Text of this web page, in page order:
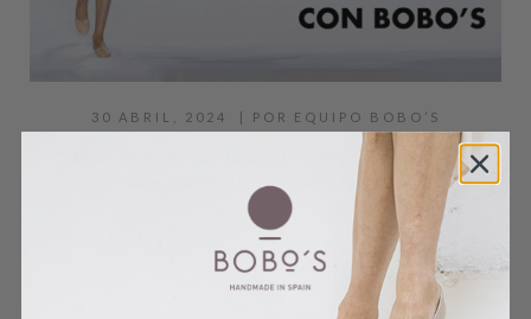
30 ABRIL, 2024 | POR EQUIPO BOBO’S
13 looks de invitada con zapato plano: la tendencia que
dice ‘adiós’ al tacón en los eventos
Fuente imagen principal: Pinterest Asistir como invitada a
un evento es una oportunidad extraordinaria no sólo para
compartir momentos especiales, sino también para expresar
tu estilo y personalidad a través de tu ropa. Es una ocasión